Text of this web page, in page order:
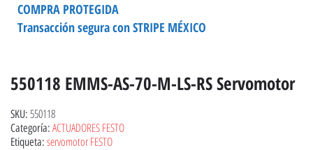
Transacción segura con STRIPE MÉXICO
COMPRA PROTEGIDA
550118 EMMS-AS-70-M-LS-RS Servomotor
SKU: 550118
Categoría: ACTUADORES FESTO
Etiqueta: servomotor FESTO